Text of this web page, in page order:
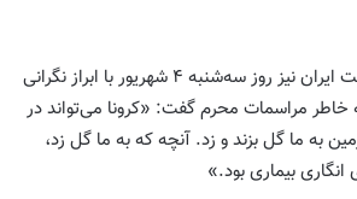
سعید نمکی، وزیر بهداشت ایران نیز روز سه‌شنبه ۴ شهریور با ابراز نگرانی
خاطر مراسمات محرم گفت: «کرونا می‌تواند در
زمین به ما گل بزند و زد. آنچه که به ما گل زد،
بیماری بود.»